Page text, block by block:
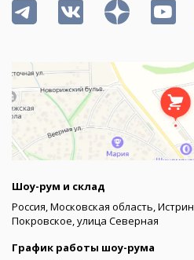
Шоу-рум и склад
Россия, Московская область,
Покровское, улица Северная
График работы шоу-рума